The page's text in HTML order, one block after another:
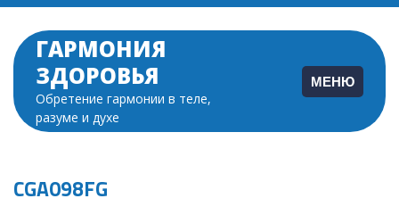
Перейти
содержимому
ГАРМОНИЯ
ЗДОРОВЬЯ
Обретение гармонии в теле,
разуме и духе
МЕНЮ
CGA098FG